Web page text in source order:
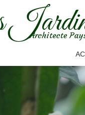
Architecte